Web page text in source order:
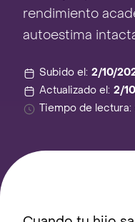
rendimiento
autoestima
Subido el: 2/10/
Actualizado el: 2/
Tiempo de lectura: